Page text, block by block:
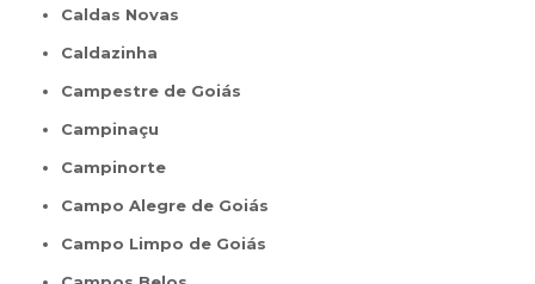
Caldas Novas
Caldazinha
Campestre de Goiás
Campinaçu
Campinorte
Campo Alegre de Goiás
Campo Limpo de Goiás